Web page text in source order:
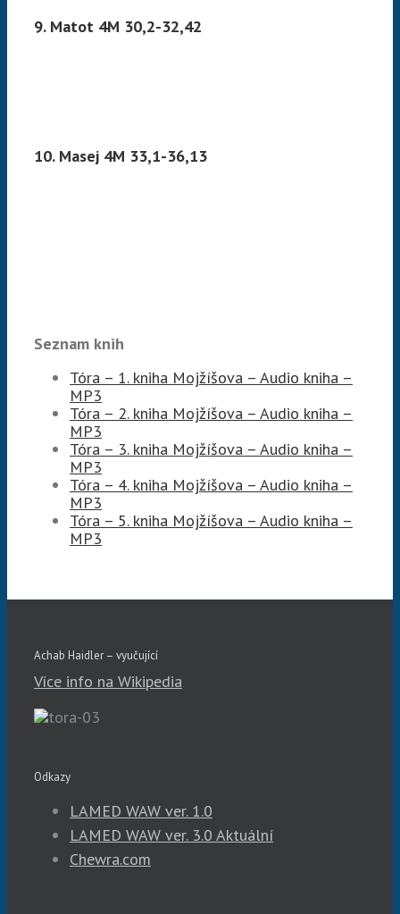
9. Matot 4M 30,2-32,42
10. Masej 4M 33,1-36,13
Seznam knih
Tóra – 1. kniha Mojžíšova – Audio kniha –
MP3
Tóra – 2. kniha Mojžíšova – Audio kniha –
MP3
Tóra – 3. kniha Mojžíšova – Audio kniha –
MP3
Tóra – 4. kniha Mojžíšova – Audio kniha –
MP3
Tóra – 5. kniha Mojžíšova – Audio kniha –
MP3
Achab Haidler – vyučující
Více info na Wikipedia
Odkazy
LAMED WAW ver. 1.0
LAMED WAW ver. 3.0 Aktuální
Chewra.com